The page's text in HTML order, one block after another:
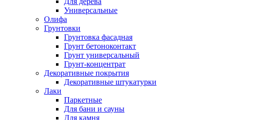
Универсальные
Олифа
Грунтовки
Грунтовка фасадная
Грунт бетоноконтакт
Грунт универсальный
Грунт-концентрат
Декоративные покрытия
Декоративные штукатурки
Лаки
Паркетные
Для бани и сауны
Для камня